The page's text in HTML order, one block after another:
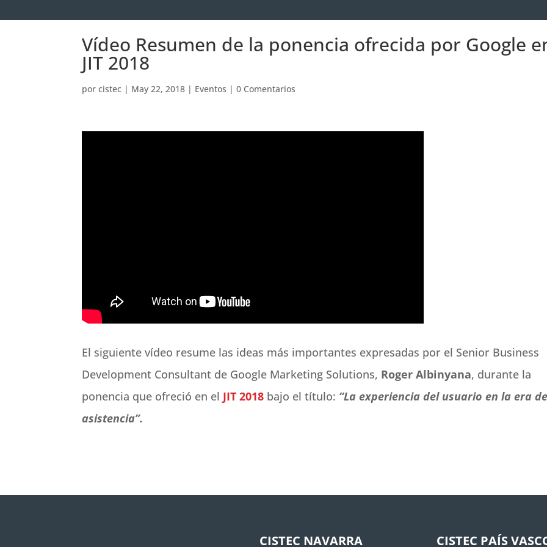
Vídeo Resumen de la ponencia ofrecida por Google
JIT 2018
porcistec | May 22, 2018 | Eventos |0 Comentarios
El siguiente vídeo resume las ideas más importantes expresadas por el Senior Business
Development Consultant de Google Marketing Solutions, Roger Albinyana, durante la
ponencia que ofreció en el JIT 2018 bajo el título: “La experiencia del usuario en la era
asistencia”.
CISTEC NAVARRA CISTEC PAÍS